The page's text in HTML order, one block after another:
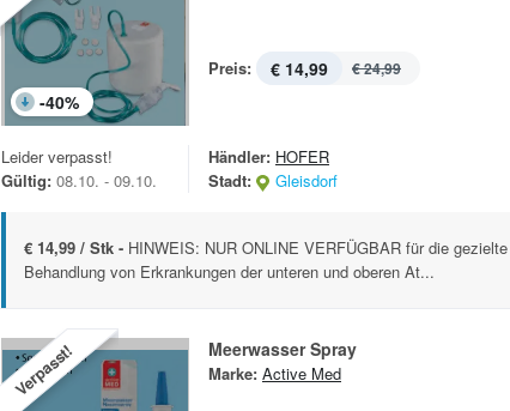
-40%
Preis: € 14,99 € 24,99
Leider verpasst!
Gültig: 08.10. - 09.10.
Händler: HOFER
Stadt:
Gleisdorf
€ 14,99 / Stk - HINWEIS: NUR ONLINE VERFÜGBAR für die gezielte
Behandlung von Erkrankungen der unteren und oberen At...
Verpasst! Meerwasser Spray
Marke: Active Med